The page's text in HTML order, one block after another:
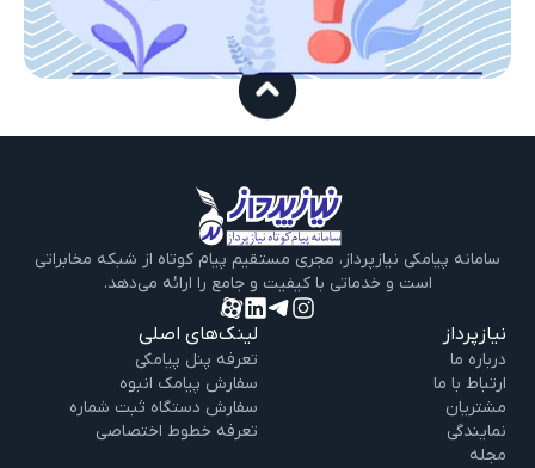
سامانه پیامکی نیازپرداز، مجری مستقیم پیام‌ کوتاه از شبکه مخابراتی
است و خدماتی با کیفیت و جامع را ارائه می‌دهد.
نیازپرداز
درباره‌ ما
ارتباط با ما
مشتریان
نمایندگی
مجله
لینک‌های اصلی
تعرفه پنل پیامکی
سفارش پیامک انبوه
سفارش دستگاه ثبت شماره
تعرفه خطوط اختصاصی